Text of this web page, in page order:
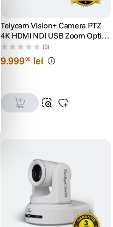
Telycam Vision+ Camera PTZ
4K HDMI NDI USB Zoom Optic
12x Auto-Tracking Alb
(0)
9.99900 lei